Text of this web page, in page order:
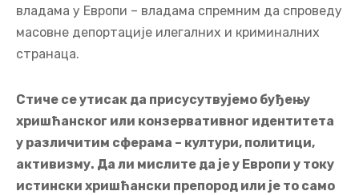
владама у Европи – владама спремним да спроведу
масовне депортације илегалних и криминалних
странаца.
Стиче се утисак да присусутвујемо буђењу
хришћанског или конзервативног идентитета
у различитим сферама – култури, политици,
активизму. Да ли мислите да је у Европи у току
истински хришћански препород или је то само